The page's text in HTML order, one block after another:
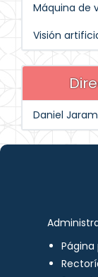
Máquina de
Visión
Daniel
Página